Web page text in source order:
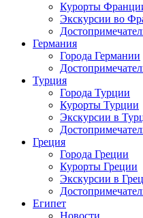
Курорты
Экскурсии во
Германия
Города Германии
Турция
Города Турции
Курорты Турции
Экскурсии в
Греция
Города Греции
Курорты Греции
Экскурсии в
Египет
Новости